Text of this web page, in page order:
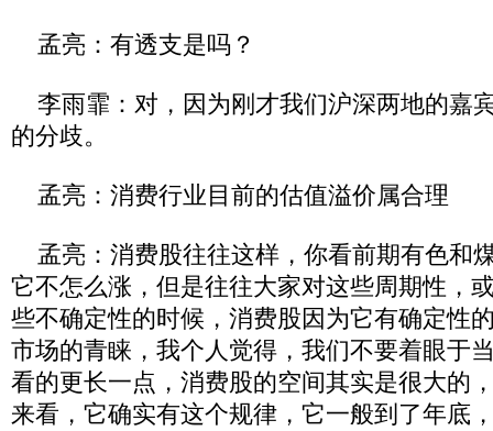
孟亮：有透支是吗？
李雨霏：对，因为刚才我们沪深两地的嘉
的分歧。
孟亮：消费行业目前的估值溢价属合理
孟亮：消费股往往这样，你看前期有色和
它不怎么涨，但是往往大家对这些周期性，
些不确定性的时候，消费股因为它有确定性
市场的青睐，我个人觉得，我们不要着眼于
看的更长一点，消费股的空间其实是很大的
来看，它确实有这个规律，它一般到了年底